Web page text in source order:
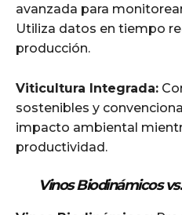
avanzada para
Utiliza datos en tiempo
producción.
Viticultura Integrada:
sostenibles y
impacto ambiental
productividad.
Vinos Biodinámicos